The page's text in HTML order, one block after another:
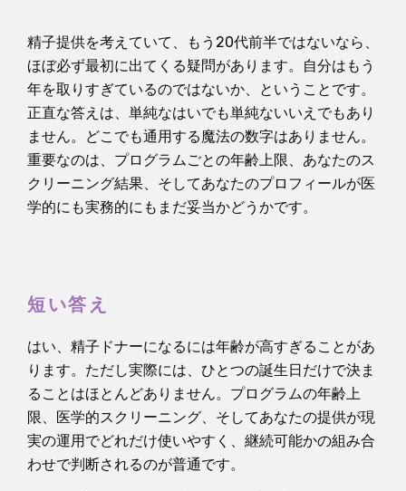
精子提供を考えていて、もう20代前半ではないなら、
ほぼ必ず最初に出てくる疑問があります。自分はもう
年を取りすぎているのではないか、ということです。
正直な答えは、単純なはいでも単純ないいえでもあり
ません。どこでも通用する魔法の数字はありません。
重要なのは、プログラムごとの年齢上限、あなたのス
クリーニング結果、そしてあなたのプロフィールが医
学的にも実務的にもまだ妥当かどうかです。
短い答え
はい、精子ドナーになるには年齢が高すぎることがあ
ります。ただし実際には、ひとつの誕生日だけで決ま
ることはほとんどありません。プログラムの年齢上
限、医学的スクリーニング、そしてあなたの提供が現
実の運用でどれだけ使いやすく、継続可能かの組み合
わせで判断されるのが普通です。